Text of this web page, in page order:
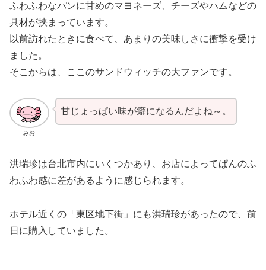
ふわふわなパンに甘めのマヨネーズ、チーズやハムなどの
具材が挟まっています。
以前訪れたときに食べて、あまりの美味しさに衝撃を受け
ました。
そこからは、ここのサンドウィッチの大ファンです。
みお
甘じょっぱい味が癖になるんだよね～。
洪瑞珍は台北市内にいくつかあり、お店によってぱんのふ
わふわ感に差があるように感じられます。
ホテル近くの「東区地下街」にも洪瑞珍があったので、前
日に購入していました。